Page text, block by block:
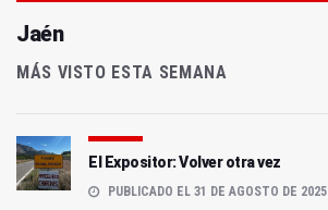
Jaén
MÁS VISTO ESTA SEMANA
El Expositor: Volver otra vez
PUBLICADO EL 31 DE AGOSTO DE 2025